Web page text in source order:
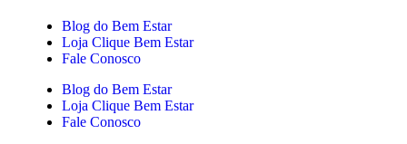
Blog do Bem Estar
Loja Clique Bem Estar
Fale Conosco
Blog do Bem Estar
Loja Clique Bem Estar
Fale Conosco